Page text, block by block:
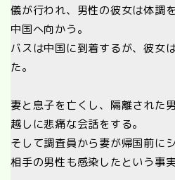
儀が行われ、男性の彼女は体調
中国へ向かう。
バスは中国に到着するが、彼女
た。
妻と息子を亡くし、隔離された
越しに悲痛な会話をする。
そして調査員から妻が帰国前に
相手の男性も感染したという事